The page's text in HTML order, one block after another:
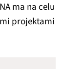
ma na celu
projektami